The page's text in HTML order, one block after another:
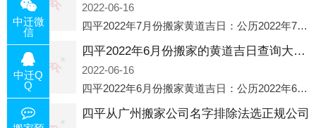
2022-06-16
四平2022年7月份搬家黄道吉日：公历2022年7月6日 农历六月初八 星期三 冲虎(甲寅)公历2022年7月12日 农历六月十四 星期二 冲猴(庚申)公历2022年7月13日 农历六月十五 星期三 冲鸡
四平2022年6月份搬家的黄道吉日查询大全一览表哪天适合搬家好日子
2022-06-16
四平2022年6月份搬家黄道吉日：公历2022年6月1日 农历五月初三 星期三 冲兔(己卯)公历2022年6月4日 农历五月初六 星期六 冲马(壬午)公历2022年6月8日 农历五月初十 星期三 冲狗(丙
四平从广州搬家公司名字排除法选正规公司
中迁微
信
中迁Q
Q